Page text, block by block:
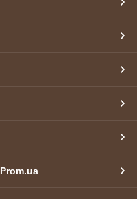
Prom.ua